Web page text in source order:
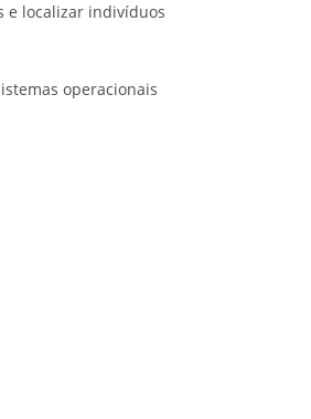
e localizar indivíduos
operacionais